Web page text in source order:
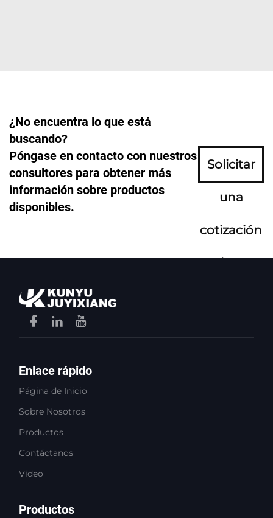
¿No encuentra lo que está
buscando?
Póngase en contacto con nuestros
consultores para obtener más
información sobre productos
disponibles.
Solicitar
una
cotización
ahora
Enlace rápido
Página de Inicio
Sobre Nosotros
Productos
Contáctanos
Vídeo
Productos